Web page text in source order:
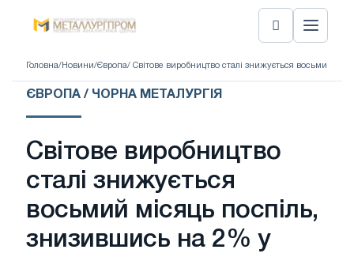
Головна/ Новини/Європа/ Світове виробництво сталі знижується восьмий
ЄВРОПА / ЧОРНА МЕТАЛУРГІЯ
Світове виробництво
сталі знижується
восьмий місяць поспіль,
знизившись на 2% у